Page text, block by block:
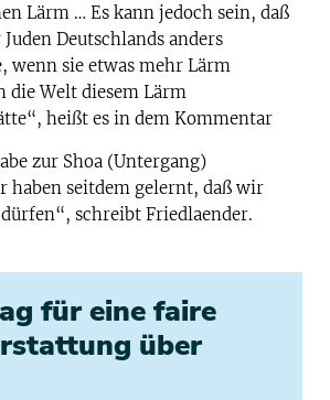
Lärm … Es kann jedoch sein, daß
Deutschlands anders
wenn sie etwas mehr Lärm
die Welt diesem Lärm
heißt es in dem Kommentar
zur Shoa (Untergang)
haben seitdem gelernt, daß wir
schreibt Friedlaender.
für eine faire
über